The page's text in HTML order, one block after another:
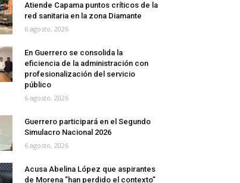
Atiende Capama puntos críticos de la
red sanitaria en la zona Diamante
6 agosto, 2026
En Guerrero se consolida la
eficiencia de la administración con
profesionalización del servicio
público
6 agosto, 2026
Guerrero participará en el Segundo
Simulacro Nacional 2026
6 agosto, 2026
Acusa Abelina López que aspirantes
de Morena ”han perdido el contexto”